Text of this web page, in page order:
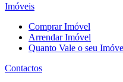
Imóveis
Comprar Imóvel
Arrendar Imóvel
Quanto Vale o seu
Contactos